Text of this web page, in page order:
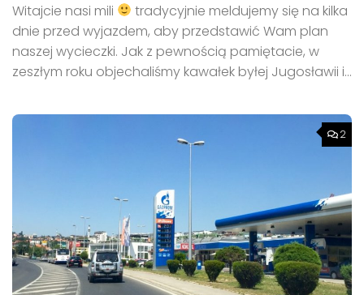
Witajcie nasi mili
tradycyjnie meldujemy się na kilka
dnie przed wyjazdem, aby przedstawić Wam plan
naszej wycieczki. Jak z pewnością pamiętacie, w
zeszłym roku objechaliśmy kawałek byłej Jugosławii i...
2